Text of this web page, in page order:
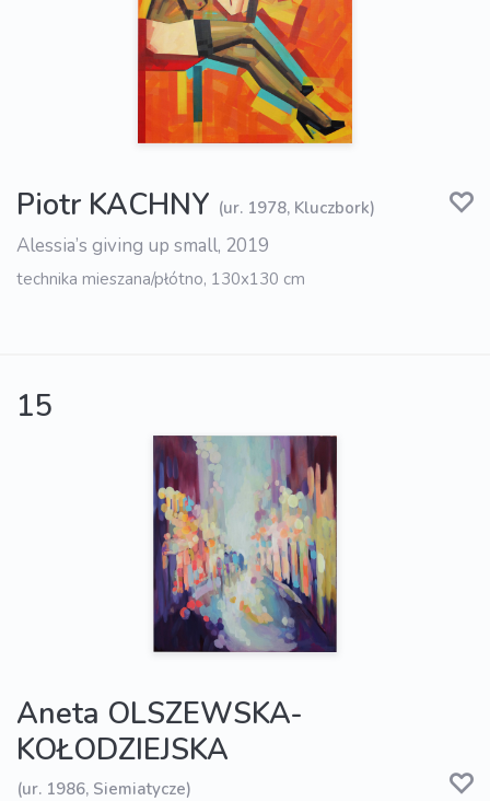
Piotr KACHNY (ur. 1978, Kluczbork)
Alessia’s giving up small, 2019
technika mieszana/płótno, 130x130 cm
15
Aneta OLSZEWSKA-
KOŁODZIEJSKA
(ur. 1986, Siemiatycze)